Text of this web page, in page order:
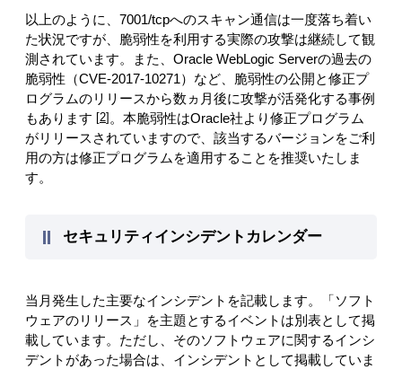
以上のように、7001/tcpへのスキャン通信は一度落ち着い
た状況ですが、脆弱性を利用する実際の攻撃は継続して観
測されています。また、Oracle WebLogic Serverの過去の
脆弱性（CVE-2017-10271）など、脆弱性の公開と修正プ
ログラムのリリースから数ヵ月後に攻撃が活発化する事例
もあります 2 。本脆弱性はOracle社より修正プログラム
がリリースされていますので、該当するバージョンをご利
用の方は修正プログラムを適用することを推奨いたしま
す。
セキュリティインシデントカレンダー
当月発生した主要なインシデントを記載します。「ソフト
ウェアのリリース」を主題とするイベントは別表として掲
載しています。ただし、そのソフトウェアに関するインシ
デントがあった場合は、インシデントとして掲載していま